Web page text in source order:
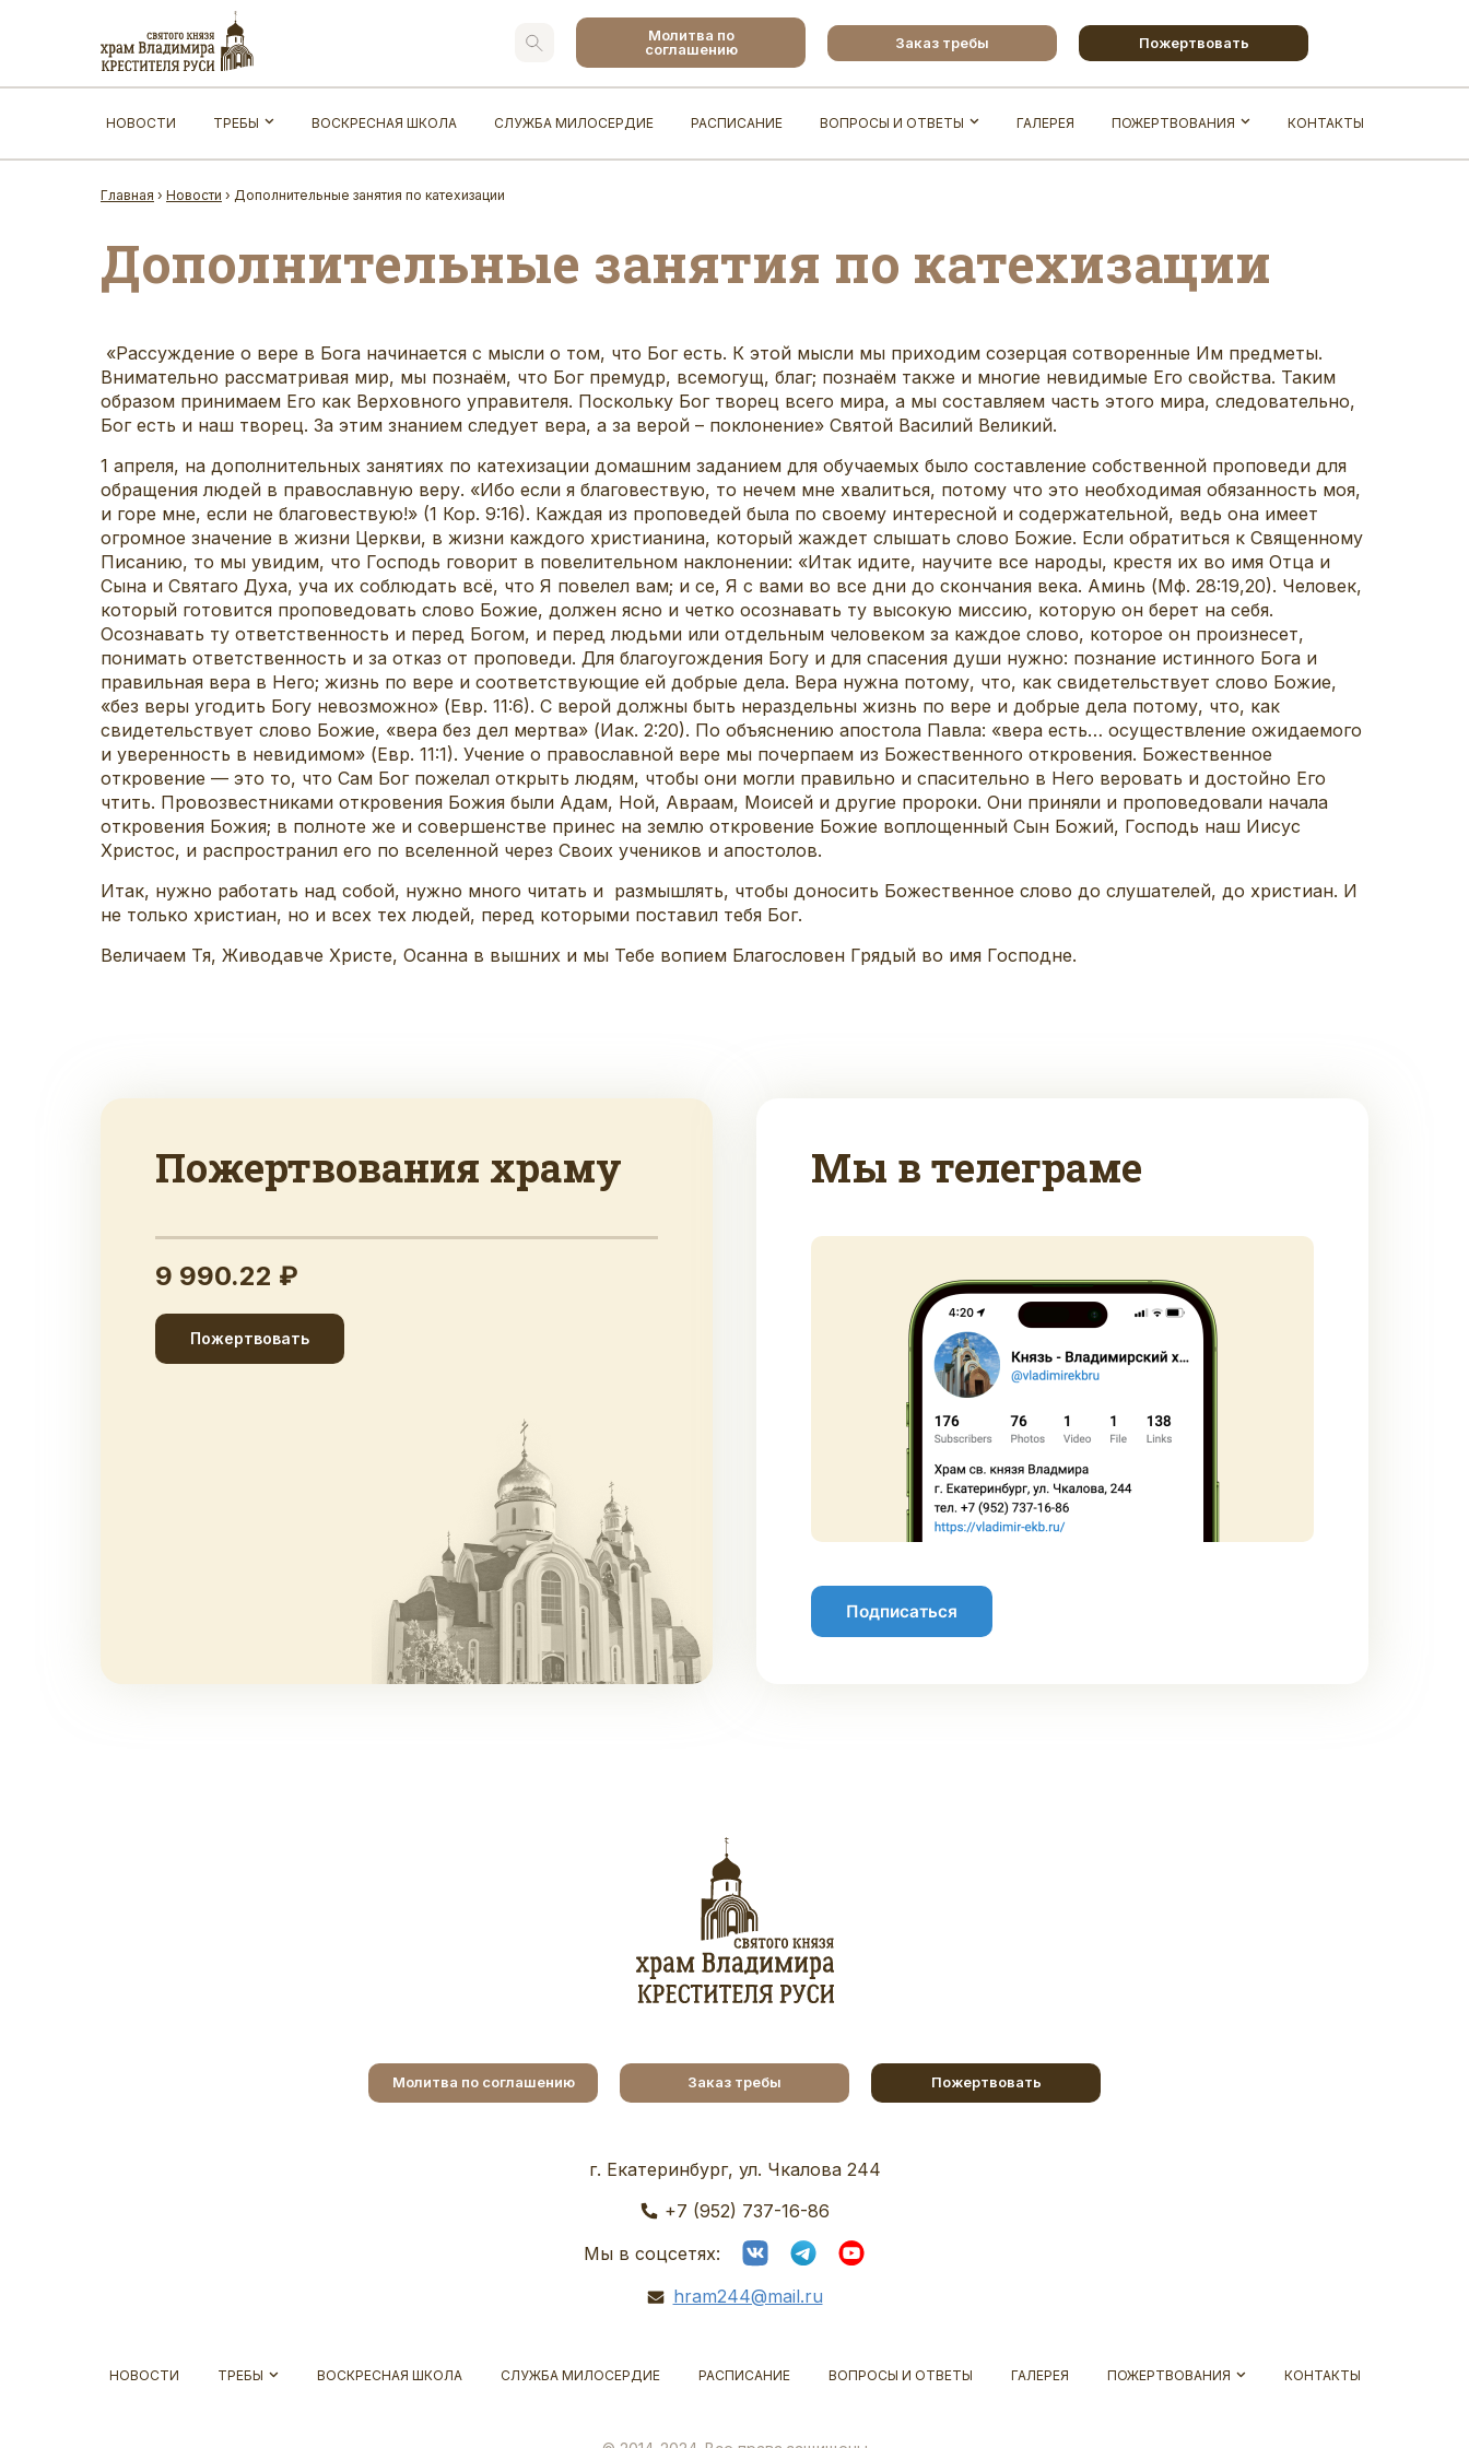
Молитва по
соглашению
Заказ требы Пожертвовать
НОВОСТИ ТРЕБЫ ВОСКРЕСНАЯ ШКОЛА СЛУЖБА МИЛОСЕРДИЕ РАСПИСАНИЕ ВОПРОСЫ И ОТВЕТЫ ГАЛЕРЕЯ ПОЖЕРТВОВАНИЯ КОНТАКТЫ
Главная › Новости › Дополнительные занятия по катехизации
Дополнительные занятия по катехизации
«Рассуждение о вере в Бога начинается с мысли о том, что Бог есть. К этой мысли мы приходим созерцая сотворенные Им предметы.
Внимательно рассматривая мир, мы познаём, что Бог премудр, всемогущ, благ; познаём также и многие невидимые Его свойства. Таким
образом принимаем Его как Верховного управителя. Поскольку Бог творец всего мира, а мы составляем часть этого мира, следовательно,
Бог есть и наш творец. За этим знанием следует вера, а за верой – поклонение» Святой Василий Великий.
1 апреля, на дополнительных занятиях по катехизации домашним заданием для обучаемых было составление собственной проповеди для
обращения людей в православную веру. «Ибо если я благовествую, то нечем мне хвалиться, потому что это необходимая обязанность моя,
и горе мне, если не благовествую!» (1 Кор. 9:16). Каждая из проповедей была по своему интересной и содержательной, ведь она имеет
огромное значение в жизни Церкви, в жизни каждого христианина, который жаждет слышать слово Божие. Если обратиться к Священному
Писанию, то мы увидим, что Господь говорит в повелительном наклонении: «Итак идите, научите все народы, крестя их во имя Отца и
Сына и Святаго Духа, уча их соблюдать всё, что Я повелел вам; и се, Я с вами во все дни до скончания века. Аминь (Мф. 28:19,20). Человек,
который готовится проповедовать слово Божие, должен ясно и четко осознавать ту высокую миссию, которую он берет на себя.
Осознавать ту ответственность и перед Богом, и перед людьми или отдельным человеком за каждое слово, которое он произнесет,
понимать ответственность и за отказ от проповеди. Для благоугождения Богу и для спасения души нужно: познание истинного Бога и
правильная вера в Него; жизнь по вере и соответствующие ей добрые дела. Вера нужна потому, что, как свидетельствует слово Божие,
«без веры угодить Богу невозможно» (Евр. 11:6). С верой должны быть нераздельны жизнь по вере и добрые дела потому, что, как
свидетельствует слово Божие, «вера без дел мертва» (Иак. 2:20). По объяснению апостола Павла: «вера есть… осуществление ожидаемого
и уверенность в невидимом» (Евр. 11:1). Учение о православной вере мы почерпаем из Божественного откровения. Божественное
откровение — это то, что Сам Бог пожелал открыть людям, чтобы они могли правильно и спасительно в Него веровать и достойно Его
чтить. Провозвестниками откровения Божия были Адам, Ной, Авраам, Моисей и другие пророки. Они приняли и проповедовали начала
откровения Божия; в полноте же и совершенстве принес на землю откровение Божие воплощенный Сын Божий, Господь наш Иисус
Христос, и распространил его по вселенной через Своих учеников и апостолов.
Итак, нужно работать над собой, нужно много читать и размышлять, чтобы доносить Божественное слово до слушателей, до христиан. И
не только христиан, но и всех тех людей, перед которыми поставил тебя Бог.
Величаем Тя, Живодавче Христе, Осанна в вышних и мы Тебе вопием Благословен Грядый во имя Господне.
Пожертвования храму
9 990.22 ₽
Пожертвовать
Мы в телеграме
Подписаться
Молитва по соглашению Заказ требы Пожертвовать
г. Екатеринбург, ул. Чкалова 244
+7 (952) 737-16-86
Мы в соцсетях:
hram244@mail.ru
НОВОСТИ ТРЕБЫ ВОСКРЕСНАЯ ШКОЛА СЛУЖБА МИЛОСЕРДИЕ РАСПИСАНИЕ ВОПРОСЫ И ОТВЕТЫ ГАЛЕРЕЯ ПОЖЕРТВОВАНИЯ КОНТАКТЫ